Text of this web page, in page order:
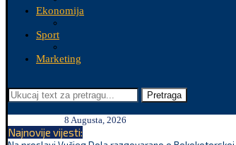
Ekonomija
Sport
Marketing
Pretraga
8 Augusta, 2026
Najnovije vijesti: